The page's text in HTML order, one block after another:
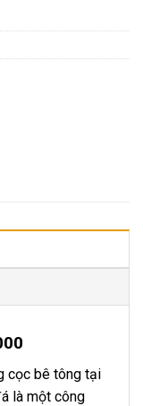
cọc bê tông tại
là một công